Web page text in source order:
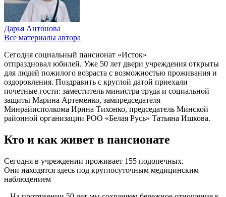
Дарья Антонова
Все материалы автора
Сегодня социальный пансионат «Исток»
отпраздновал юбилей. Уже 50 лет двери учреждения открыты
для людей пожилого возраста с возможностью проживания и
оздоровления. Поздравить с круглой датой приехали
почетные гости: заместитель министра труда и социальной
защиты Марина Артеменко, зампредседателя
Минрайисполкома Ирина Тихонко, председатель Минской
районной организации РОО «Белая Русь» Татьяна Ишкова.
Кто и как живет в пансионате
Сегодня в учреждении проживает 155 подопечных.
Они находятся здесь под круглосуточным медицинским
наблюдением